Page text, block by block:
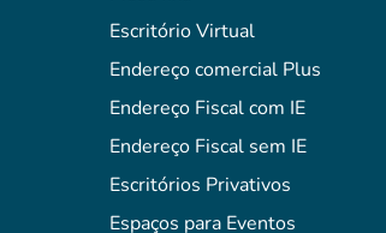
Escritório Virtual
Endereço comercial Plus
Endereço Fiscal com IE
Endereço Fiscal sem IE
Escritórios Privativos
Espaços para Eventos